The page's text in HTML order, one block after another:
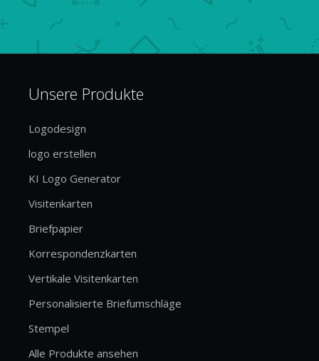
Unsere Produkte
Logodesign
logo erstellen
KI Logo Generator
Visitenkarten
Briefpapier
Korrespondenzkarten
Vertikale Visitenkarten
Personalisierte Briefumschläge
Stempel
Alle Produkte ansehen